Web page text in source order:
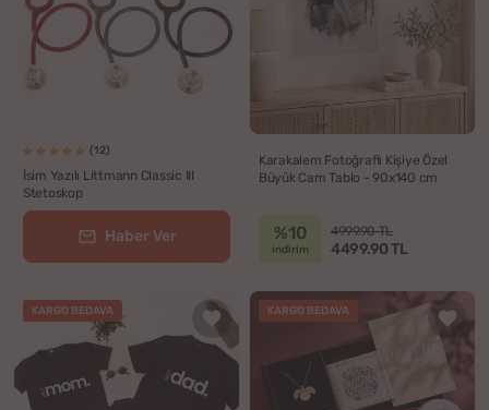
(12)
İsim Yazılı Littmann Classic III
Stetoskop
Haber Ver
Karakalem Fotoğraflı Kişiye Özel
Büyük Cam Tablo - 90x140 cm
%10
indirim
4999.90 TL
4499.90 TL
KARGO BEDAVA KARGO BEDAVA